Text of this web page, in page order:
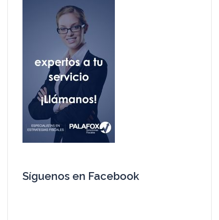
Síguenos en Facebook